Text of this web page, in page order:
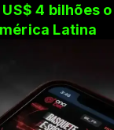
4 bilhões
Latina